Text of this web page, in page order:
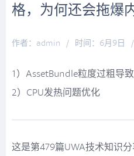
格，为何还会拖爆
作者：admin / 时间：6月9日 /
1）AssetBundle粒度过粗导
2）CPU发热问题优化
这是第479篇UWA技术知识